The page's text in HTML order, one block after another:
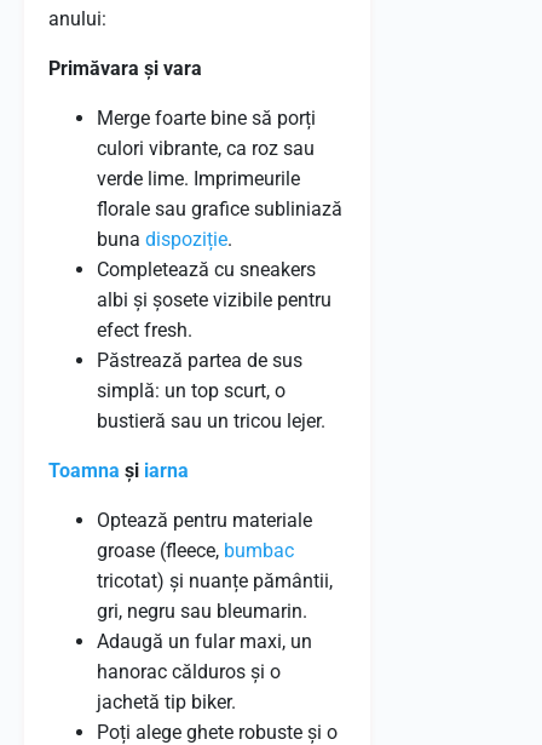
anului:
Primăvara și vara
Merge foarte bine să porți
culori vibrante, ca roz sau
verde lime. Imprimeurile
florale sau grafice subliniază
buna dispoziție.
Completează cu sneakers
albi și șosete vizibile pentru
efect fresh.
Păstrează partea de sus
simplă: un top scurt, o
bustieră sau un tricou lejer.
Toamna și iarna
Optează pentru materiale
groase (fleece, bumbac
tricotat) și nuanțe pământii,
gri, negru sau bleumarin.
Adaugă un fular maxi, un
hanorac călduros și o
jachetă tip biker.
Poți alege ghete robuste și o